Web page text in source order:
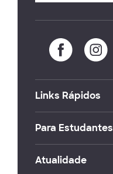
Links Rápidos
Para Estudantes
Atualidade